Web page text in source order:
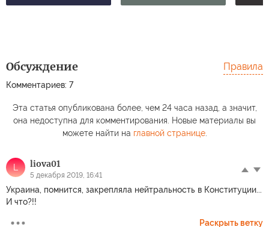
Обсуждение
Комментариев: 7
Правила
Эта статья опубликована более, чем 24 часа назад, а значит,
она недоступна для комментирования. Новые материалы вы
можете найти на главной странице.
L liova01
5 декабря 2019, 16:41
Украина, помнится, закрепляла нейтральность в Конституции...
И что?!!
Раскрыть ветку